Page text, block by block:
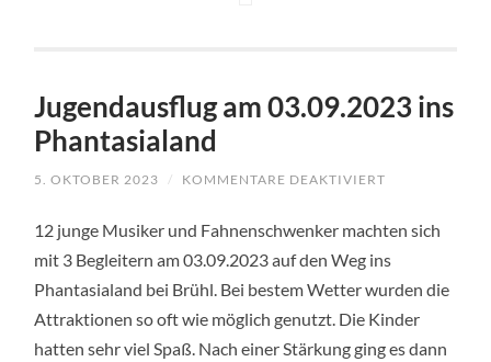
Jugendausflug am 03.09.2023 ins
Phantasialand
5. OKTOBER 2023 / KOMMENTARE DEAKTIVIERT
03.09.2023
12 junge Musiker und Fahnenschwenker machten sich
mit 3 Begleitern am 03.09.2023 auf den Weg ins
Phantasialand bei Brühl. Bei bestem Wetter wurden die
Attraktionen so oft wie möglich genutzt. Die Kinder
hatten sehr viel Spaß. Nach einer Stärkung ging es dann